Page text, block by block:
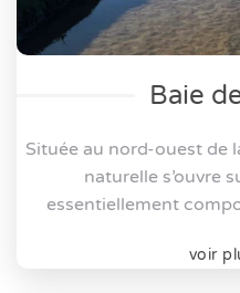
Baie
Située au nord-ouest de
naturelle s’ouvre
essentiellement
voir